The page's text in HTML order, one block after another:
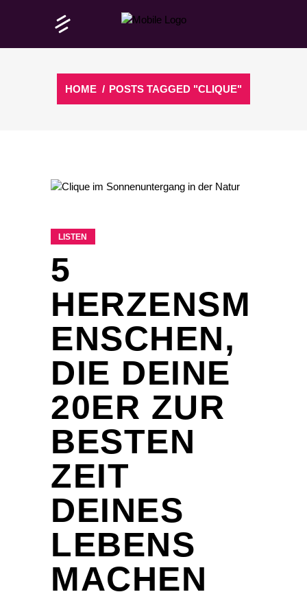
HOME / POSTS TAGGED "CLIQUE"
LISTEN
5
HERZENSM
ENSCHEN,
DIE DEINE
20ER ZUR
BESTEN
ZEIT
DEINES
LEBENS
MACHEN